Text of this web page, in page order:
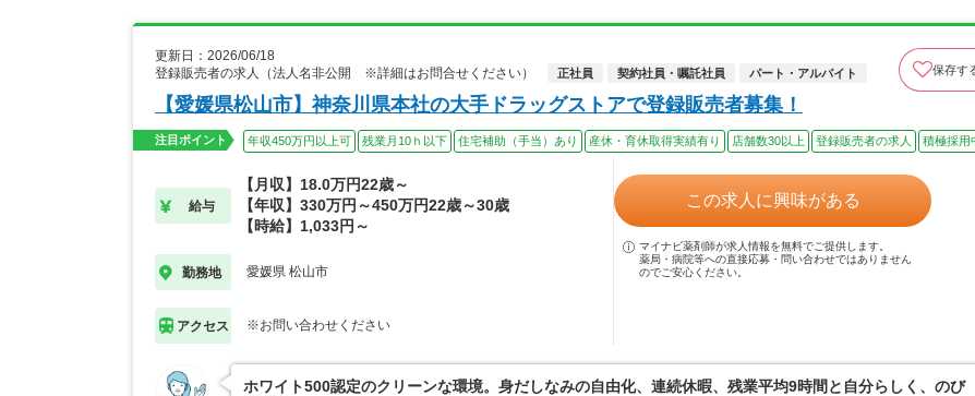
更新日：2026/06/18
登録販売者の求人（法人名非公開 ※詳細はお問合せください）
正社員 契約社員・嘱託社員 パート・アルバイト 保存す
【愛媛県松山市】神奈川県本社の大手ドラッグストアで登録販売者募集！
注目ポイント 年収450万円以上可 残業月10ｈ以下 住宅補助（手当）あり 産休・育休取得実績有り 店舗数30以上 登録販売者の求人 積極採用
給与
【月収】18.0万円22歳～
【年収】330万円～450万円22歳～30歳
【時給】1,033円～
勤務地 愛媛県 松山市
アクセス ※お問い合わせください
この求人に興味がある
マイナビ薬剤師が求人情報を無料でご提供します。
薬局・病院等への直接応募・問い合わせではありません
のでご安心ください。
ホワイト500認定のクリーンな環境。身だしなみの自由化、連続休暇、残業平均9時間と自分らしく、のび